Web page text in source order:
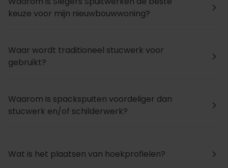
keuze voor mijn nieuwbouwwoning?
arrow_forward_ios
Waar wordt traditioneel stucwerk voor
gebruikt?
arrow_forward_ios
Waarom is spackspuiten voordeliger dan
stucwerk en/of schilderwerk?
arrow_forward_ios
Wat is het plaatsen van hoekprofielen? arrow_forward_ios